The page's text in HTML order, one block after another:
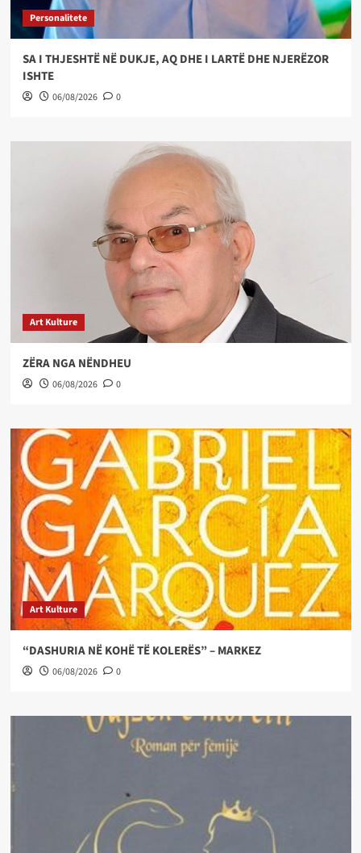
Personalitete
SA I THJESHTË NË DUKJE, AQ DHE I LARTË DHE NJERËZOR
ISHTE
06/08/2026 0
Art Kulture
ZËRA NGA NËNDHEU
06/08/2026 0
Art Kulture
“DASHURIA NË KOHË TË KOLERËS” – MARKEZ
06/08/2026 0